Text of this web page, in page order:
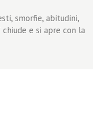
smorfie, abitudini,
chiude e si apre con la